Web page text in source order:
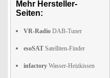
Mehr Hersteller-
Seiten:
VR-Radio DAB-Tuner
esoSAT Satelliten-Finder
infactory Wasser-Heizkissen